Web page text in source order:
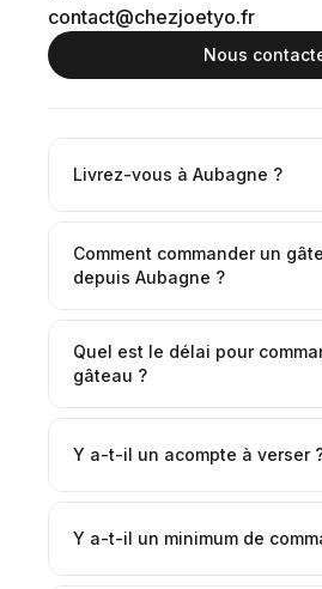
contact@chezjoetyo.fr
Nous
Livrez-vous à Aubagne ?
Comment commander un
depuis Aubagne ?
Quel est le délai pour
gâteau ?
Y a-t-il un acompte à verser
Y a-t-il un minimum de